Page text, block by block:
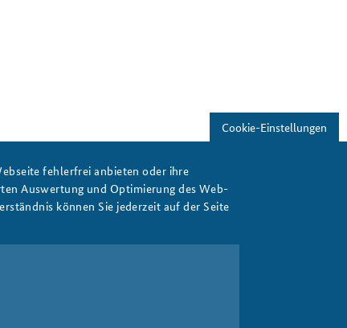
Cookie-Einstellungen
fehlerfrei anbieten oder ihre
Auswertung und Optimierung des Web-
können Sie jederzeit auf der Seite